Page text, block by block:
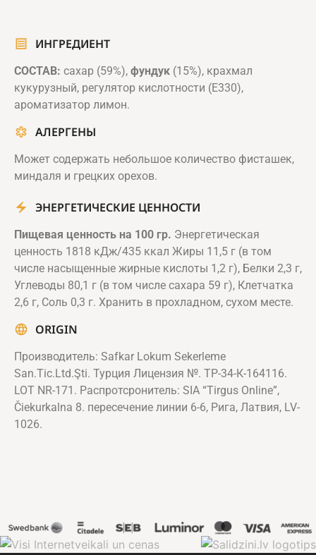
ИНГРЕДИЕНТ
СОСТАВ: сахар (59%), фундук (15%), крахмал
кукурузный, регулятор кислотности (Е330),
ароматизатор лимон.
АЛЕРГЕНЫ
Может содержать небольшое количество фисташек,
миндаля и грецких орехов.
ЭНЕРГЕТИЧЕСКИЕ ЦЕННОСТИ
Пищевая ценность на 100 гр. Энергетическая
ценность 1818 кДж/435 ккал Жиры 11,5 г (в том
числе насыщенные жирные кислоты 1,2 г), Белки 2,3 г,
Углеводы 80,1 г (в том числе сахара 59 г), Клетчатка
2,6 г, Соль 0,3 г. Хранить в прохладном, сухом месте.
ORIGIN
Производитель: Safkar Lokum Sekerleme
San.Tic.Ltd.Şti. Турция Лицензия №. ТР-34-К-164116.
LOT NR-171. Распротсронитель: SIA “Tirgus Online”,
Čiekurkalna 8. пересечение линии 6-6, Рига, Латвия, LV-
1026.